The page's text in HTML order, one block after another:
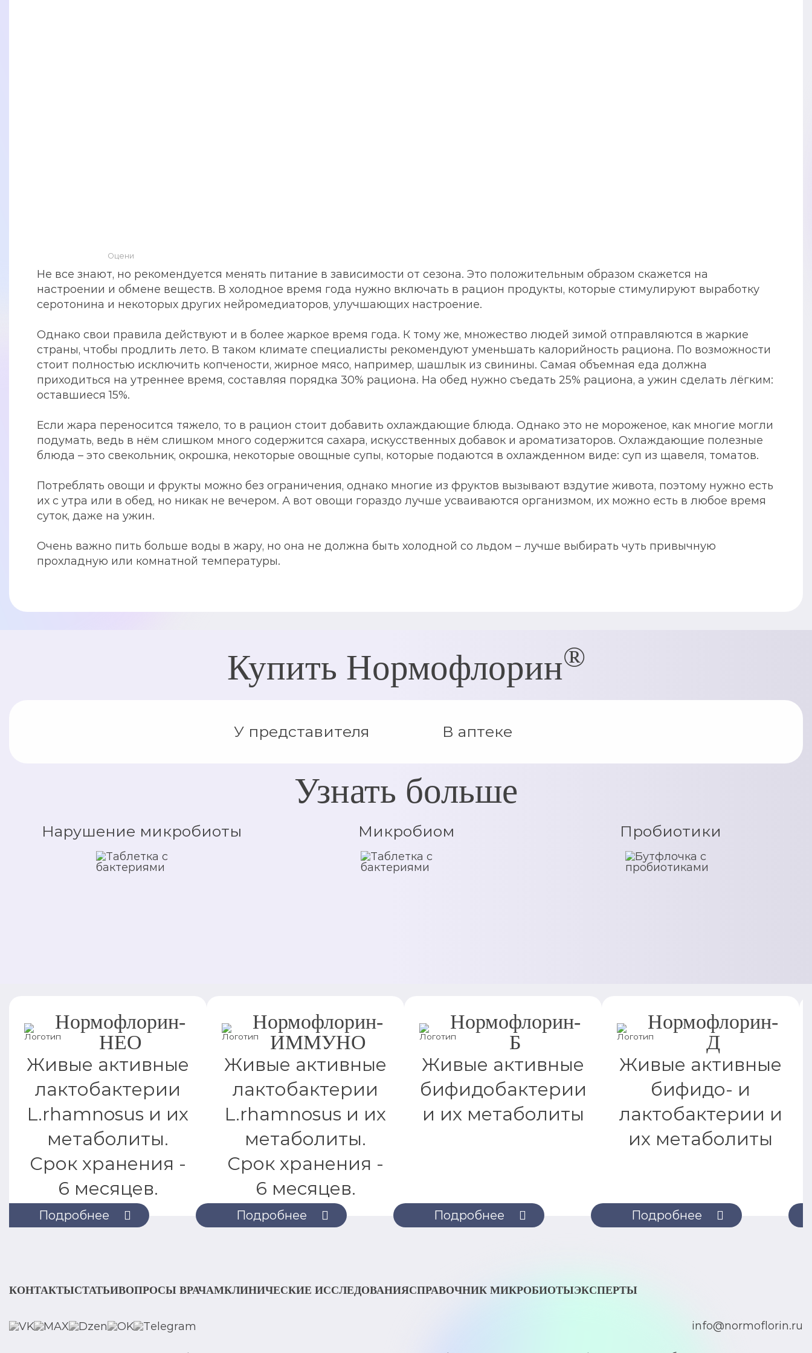
Оцени
Не все знают, но рекомендуется менять питание в зависимости от сезона. Это положительным образом скажется на
настроении и обмене веществ. В холодное время года нужно включать в рацион продукты, которые стимулируют выработку
серотонина и некоторых других нейромедиаторов, улучшающих настроение.
Однако свои правила действуют и в более жаркое время года. К тому же, множество людей зимой отправляются в жаркие
страны, чтобы продлить лето. В таком климате специалисты рекомендуют уменьшать калорийность рациона. По возможности
стоит полностью исключить копчености, жирное мясо, например, шашлык из свинины. Самая объемная еда должна
приходиться на утреннее время, составляя порядка 30% рациона. На обед нужно съедать 25% рациона, а ужин сделать лёгким:
оставшиеся 15%.
Если жара переносится тяжело, то в рацион стоит добавить охлаждающие блюда. Однако это не мороженое, как многие могли
подумать, ведь в нём слишком много содержится сахара, искусственных добавок и ароматизаторов. Охлаждающие полезные
блюда – это свекольник, окрошка, некоторые овощные супы, которые подаются в охлажденном виде: суп из щавеля, томатов.
Потреблять овощи и фрукты можно без ограничения, однако многие из фруктов вызывают вздутие живота, поэтому нужно есть
их с утра или в обед, но никак не вечером. А вот овощи гораздо лучше усваиваются организмом, их можно есть в любое время
суток, даже на ужин.
Очень важно пить больше воды в жару, но она не должна быть холодной со льдом – лучше выбирать чуть привычную
прохладную или комнатной температуры.
Купить Нормофлорин®
У представителя В аптеке
Узнать больше
Нарушение микробиоты Микробиом Пробиотики
Подробнее
Нормофлорин-
НЕО
Живые активные
лактобактерии
L.rhamnosus и их
метаболиты.
Срок хранения -
6 месяцев.
Подробнее
Нормофлорин-
ИММУНО
Живые активные
лактобактерии
L.rhamnosus и их
метаболиты.
Срок хранения -
6 месяцев.
Подробнее
Нормофлорин-
Б
Живые активные
бифидобактерии
и их метаболиты
Подробнее
Нормофлорин-
Д
Живые активные
бифидо- и
лактобактерии и
их метаболиты
КОНТАКТЫСТАТЬИВОПРОСЫ ВРАЧАМКЛИНИЧЕСКИЕ ИССЛЕДОВАНИЯСПРАВОЧНИК МИКРОБИОТЫЭКСПЕРТЫ
info@normoflorin.ru